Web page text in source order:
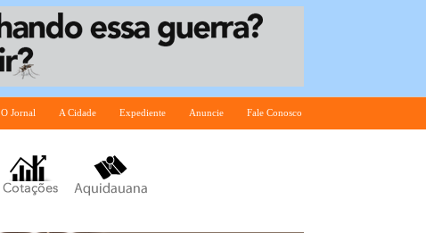
O Jornal A Cidade Expediente Anuncie Fale Conosco